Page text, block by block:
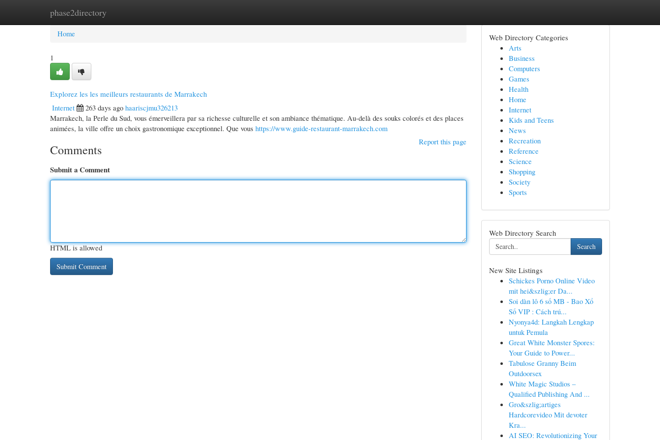
phase2directory
Home New Site Listings
Home
1
Explorez les les meilleurs restaurants de Marrakech
Internet
263 days ago haariscjmu326213
Marrakech, la Perle du Sud, vous émerveillera par sa richesse culturelle et son ambiance thématique. Au-delà des souks colorés et des places
animées, la ville offre un choix gastronomique exceptionnel. Que vous https://www.guide-restaurant-marrakech.com
Report this page
Comments
Submit a Comment
HTML is allowed
Web Directory Categories
Arts
Business
Computers
Games
Health
Home
Internet
Kids and Teens
News
Recreation
Reference
Science
Shopping
Society
Sports
Web Directory Search
Search
New Site Listings
Schickes Porno Online Video
mit hei&szlig;er Da...
Soi dàn lô 6 số MB - Bao Xổ
Số VIP : Cách trú...
Nyonya4d: Langkah Lengkap
untuk Pemula
Great White Monster Spores:
Your Guide to Power...
Tabulose Granny Beim
Outdoorsex
White Magic Studios –
Qualified Publishing And ...
Gro&szlig;artiges
Hardcorevideo Mit devoter
Kra...
AI SEO: Revolutionizing Your